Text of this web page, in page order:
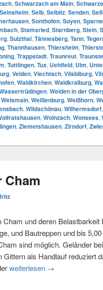
, Schwarzach am Main,
Seinsheim, Selb, Selbitz, Senden,
, Sonthofen, Soyen,
, Stamsried, Starnberg, Stein,
, Sulzthal, Tännesberg, Tann,
, Thannhausen, Thiersheim,
, Trappstadt, Traunreut,
, Tuttlingen, Tux, Uehlfeld, Ulm,
, Velden, Viechtach, Vilsbiburg,
, Waldkirchen, Waldkraiburg,
, Weiden in der
Weismain, Weißenburg, Weißhorn,
, Wildschönau, Wilhermsdorf,
, Wolnzach, Wonsees,
, Ziemetshausen, Zirndorf,
fritz
und deren Belastbarkeit
und Bautreppen und bis
sind möglich. Geländer
als Handlauf reduziert
weiterlesen Fluchttreppen für
→